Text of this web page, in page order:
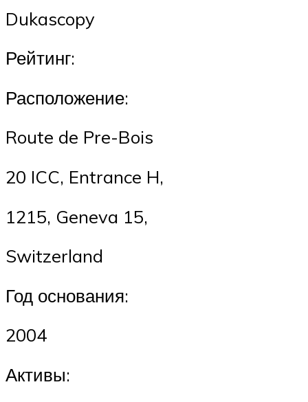
Dukascopy
Рейтинг:
Расположение:
Route de Pre-Bois
20 ICC, Entrance H,
1215, Geneva 15,
Switzerland
Год основания:
2004
Активы: